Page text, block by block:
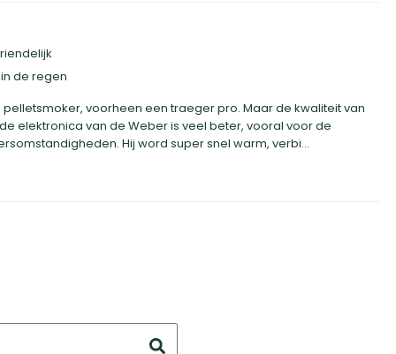
de regen
pelletsmoker, voorheen een traeger pro. Maar de kwaliteit van
elektronica van de Weber is veel beter, vooral voor de
Hij word super snel warm, verbi...